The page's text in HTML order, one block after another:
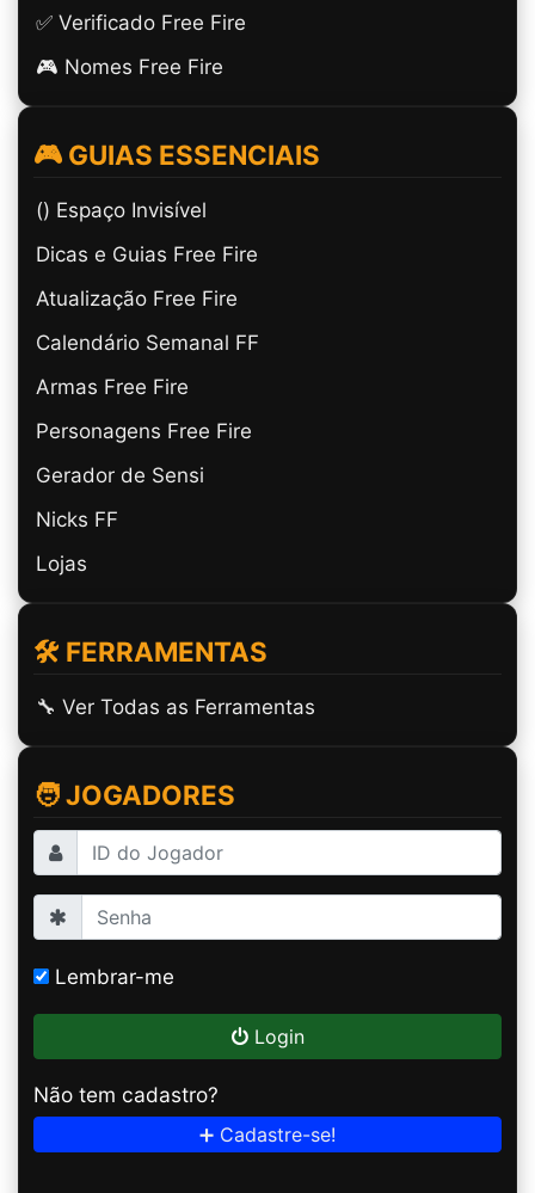
✅ Verificado Free Fire
🎮 Nomes Free Fire
🎮 GUIAS ESSENCIAIS
(ㅤ) Espaço Invisível
Dicas e Guias Free Fire
Atualização Free Fire
Calendário Semanal FF
Armas Free Fire
Personagens Free Fire
Gerador de Sensi
Nicks FF
Lojas
🛠️ FERRAMENTAS
🔧 Ver Todas as Ferramentas
🧑 JOGADORES
Lembrar-me
Login
Não tem cadastro?
➕ Cadastre-se!